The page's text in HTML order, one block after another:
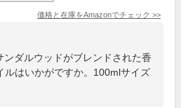
価格と在庫をAmazonでチェック >>
ダルウッドがブレンドされた香
ルはいかがですか。100mlサイズ